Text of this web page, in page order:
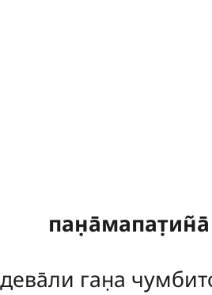
пан̣а̄мапат̣ин̃а̄
ган̣а